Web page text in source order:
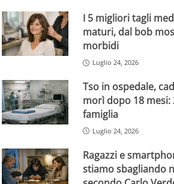
I 5 migliori tagli
maturi, dal bob
morbidi
Luglio 24, 2026
Tso in ospedale,
morì dopo 18 mesi:
famiglia
Luglio 24, 2026
Ragazzi e
stiamo sbagliando